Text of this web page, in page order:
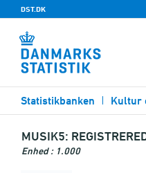
DST.DK
Statistikbanken Kultur
MUSIK5:
Enhed : 1.000